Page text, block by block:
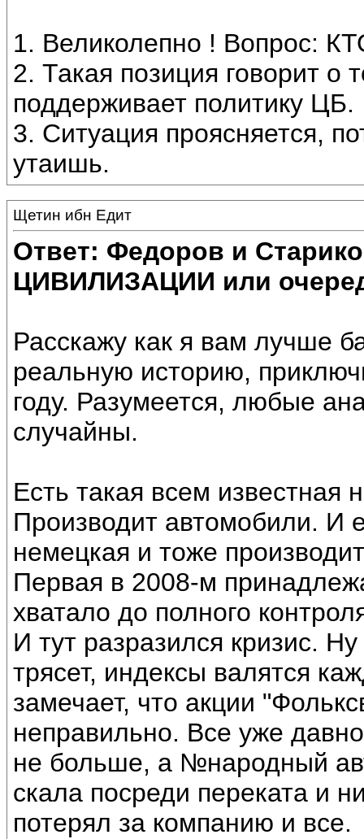
1. Великолепно ! Вопрос:
2. Такая позиция говорит о
поддерживает политику ЦБ.
3. Ситуация проясняется,
утаишь.
Щетин ибн Едит
Ответ: Федоров и
ЦИВИЛИЗАЦИИ или
Расскажу как я вам лучше
реальную историю,
году. Разумеется, любые
случайны.
Есть такая всем известная
Производит автомобили. И
немецкая и тоже
Первая в 2008-м
хватало до полного
И тут разразился кризис.
трясет, индексы валятся
замечает, что акции
неправильно. Все уже
не больше, а №народный
скала посреди переката и
потерял за компанию и все.